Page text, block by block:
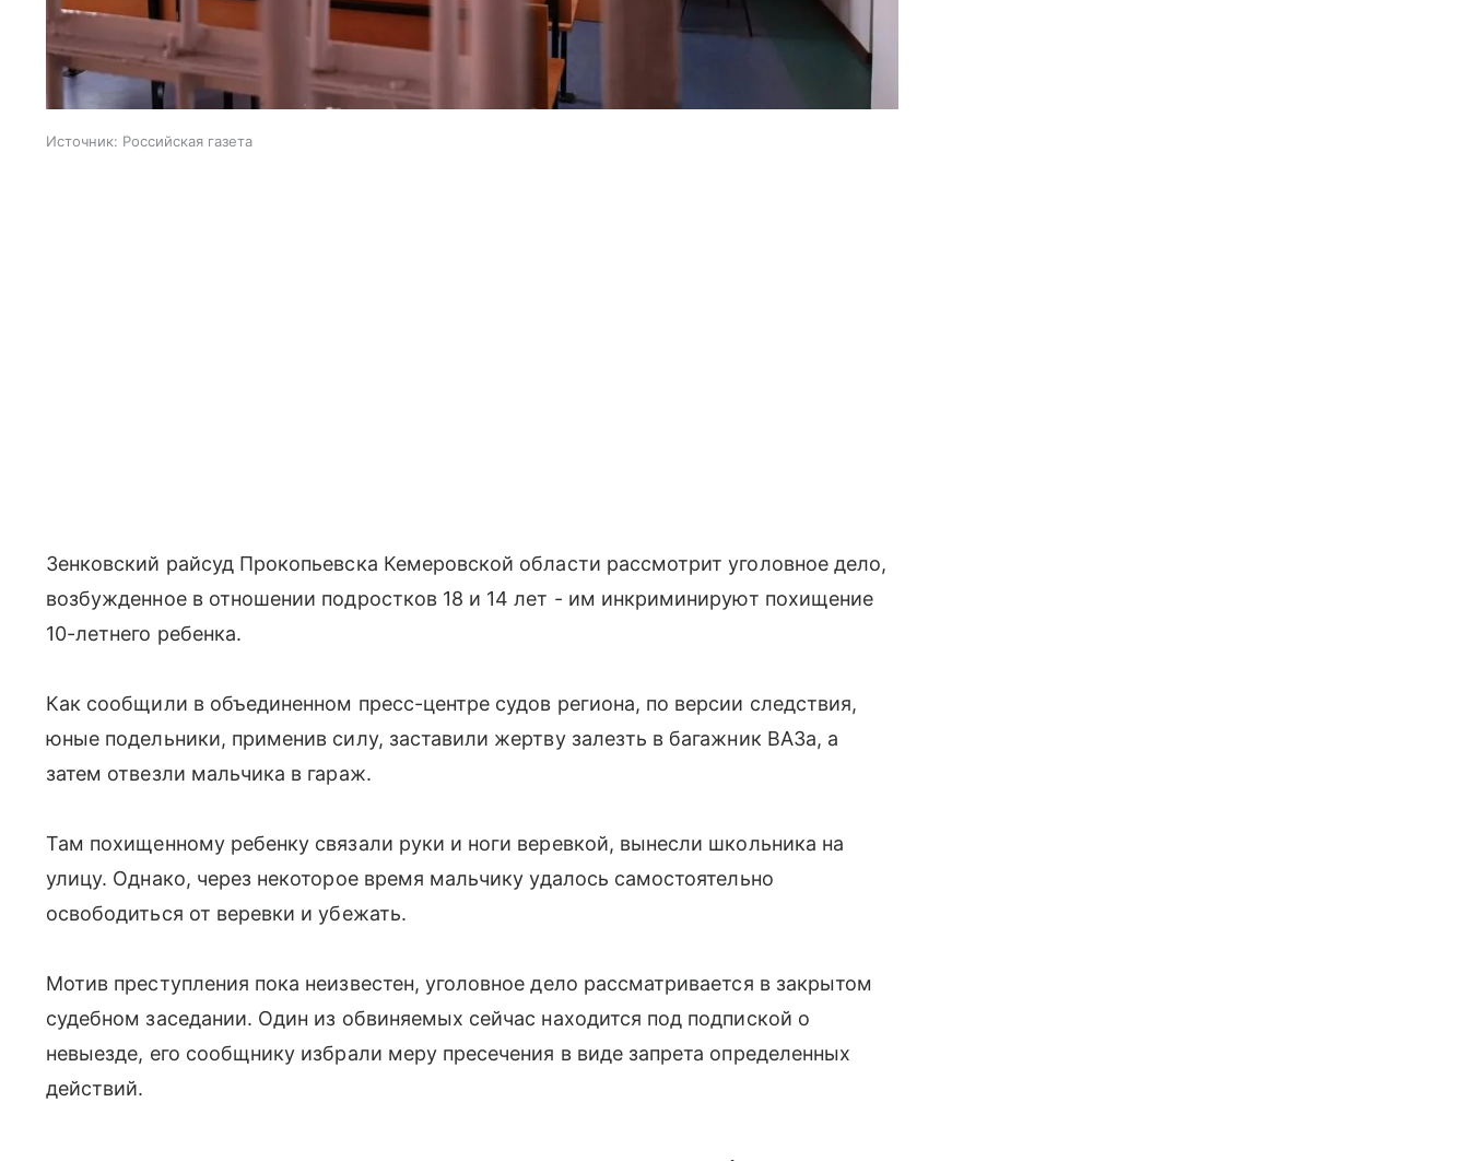
Источник: Российская газета
Зенковский райсуд Прокопьевска Кемеровской области рассмотрит уголовное дело,
возбужденное в отношении подростков 18 и 14 лет - им инкриминируют похищение
10-летнего ребенка.
Как сообщили в объединенном пресс-центре судов региона, по версии следствия,
юные подельники, применив силу, заставили жертву залезть в багажник ВАЗа, а
затем отвезли мальчика в гараж.
Там похищенному ребенку связали руки и ноги веревкой, вынесли школьника на
улицу. Однако, через некоторое время мальчику удалось самостоятельно
освободиться от веревки и убежать.
Мотив преступления пока неизвестен, уголовное дело рассматривается в закрытом
судебном заседании. Один из обвиняемых сейчас находится под подпиской о
невыезде, его сообщнику избрали меру пресечения в виде запрета определенных
действий.